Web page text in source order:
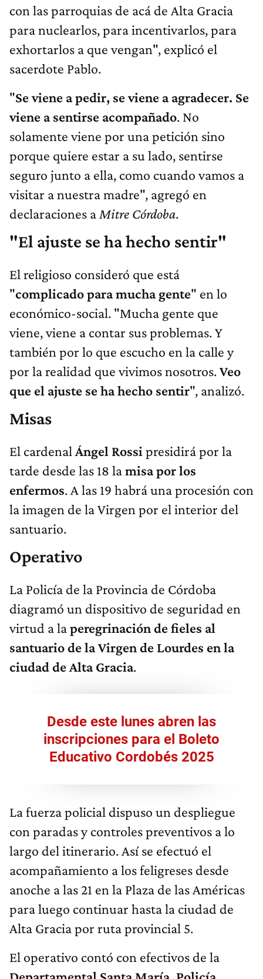
con las parroquias de acá de Alta Gracia
para nuclearlos, para incentivarlos, para
exhortarlos a que vengan", explicó el
sacerdote Pablo.
"Se viene a pedir, se viene a agradecer. Se
viene a sentirse acompañado. No
solamente viene por una petición sino
porque quiere estar a su lado, sentirse
seguro junto a ella, como cuando vamos a
visitar a nuestra madre", agregó en
declaraciones a Mitre Córdoba.
"El ajuste se ha hecho sentir"
El religioso consideró que está
"complicado para mucha gente" en lo
económico-social. "Mucha gente que
viene, viene a contar sus problemas. Y
también por lo que escucho en la calle y
por la realidad que vivimos nosotros.Veo
que el ajuste se ha hecho sentir", analizó.
Misas
El cardenal Ángel Rossi presidirá por la
tarde desde las 18 lamisa por los
enfermos. A las 19 habrá una procesión con
la imagen de la Virgen por el interior del
santuario.
Operativo
La Policía de la Provincia de Córdoba
diagramó un dispositivo de seguridad en
virtud a laperegrinación de fieles al
santuario de la Virgen de Lourdes en la
ciudad de Alta Gracia.
Desde este lunes abren las
inscripciones para el Boleto
Educativo Cordobés 2025
La fuerza policial dispuso un despliegue
con paradas y controles preventivos a lo
largo del itinerario. Así se efectuó el
acompañamiento a los feligreses desde
anoche a las 21 en la Plaza de las Américas
para luego continuar hasta la ciudad de
Alta Gracia por ruta provincial 5.
El operativo contó con efectivos de la